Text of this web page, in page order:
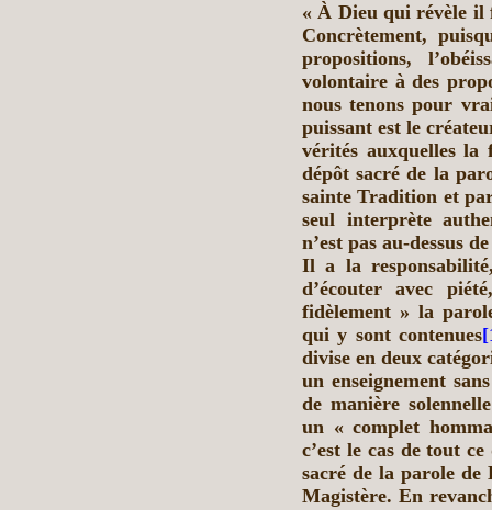
« À Dieu qui révèle
Concrètement,
propositions,
volontaire à des
nous tenons pour
puissant est le
vérités auxquelles la
dépôt sacré de la
sainte Tradition et
seul interprète
n’est pas au-dessus
Il a la
d’écouter avec
fidèlement » la
qui y sont contenues
divise en deux
un enseignement
de manière
un « complet
c’est le cas de tout
sacré de la parole
Magistère. En